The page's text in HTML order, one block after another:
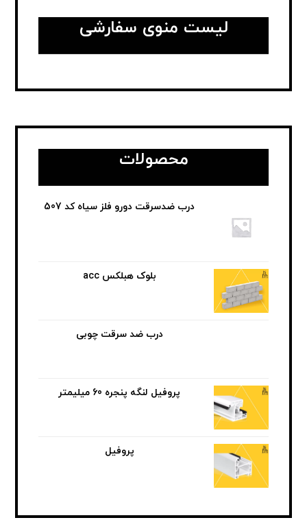
لیست منوی سفارشی
محصولات
درب ضدسرقت دورو فلز سیاه کد 507
بلوک هبلکس acc
درب ضد سرقت چوبی
پروفیل لنگه پنجره 60 میلیمتر
پروفیل